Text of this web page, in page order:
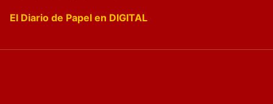
El Diario de Papel en DIGITAL